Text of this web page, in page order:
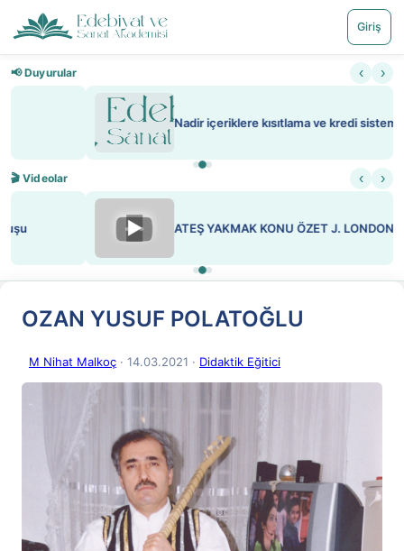
Giriş
📢 Duyurular ‹ ›
Nadir içeriklere kısıtlama ve kredi sistemi getirildi
🎬 Videolar ‹ ›
ATEŞ YAKMAK KONU ÖZET J. LONDON
OZAN YUSUF POLATOĞLU
M Nihat Malkoç · 14.03.2021 · Didaktik Eğitici